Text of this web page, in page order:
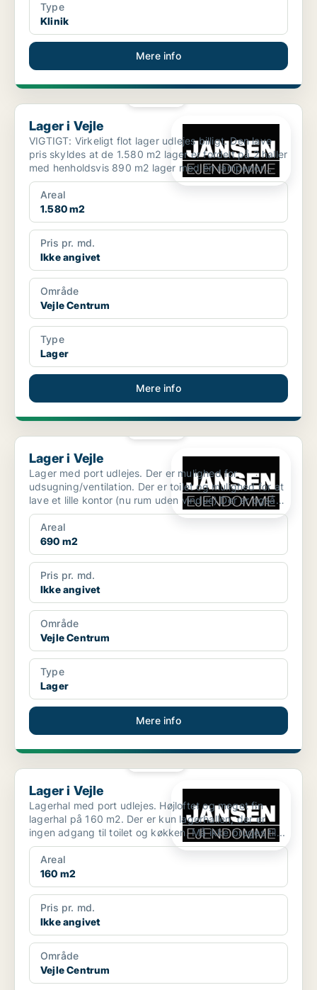
Type
Klinik
Mere info
Lager i Vejle
Lager i Vejle
VIGTIGT: Virkeligt flot lager udlejes billigt. Den lave
pris skyldes at de 1.580 m2 lager er fordelt på 2 haller
med henholdsvis 890 m2 lager med én rampepor...
Areal
1.580 m2
Pris pr. md.
Ikke angivet
Område
Vejle Centrum
Type
Lager
Mere info
Lager i Vejle
Lager i Vejle
Lager med port udlejes. Der er mulighed for
udsugning/ventilation. Der er toilet og mulighed for at
lave et lille kontor (nu rum uden vindue) Der er også
mul...
Areal
690 m2
Pris pr. md.
Ikke angivet
Område
Vejle Centrum
Type
Lager
Mere info
Lager i Vejle
Lager i Vejle
Lagerhal med port udlejes. Højloftet og meget fin
lagerhal på 160 m2. Der er kun lagerhallen, der er
ingen adgang til toilet og køkken. Må ikke bruges til...
Areal
160 m2
Pris pr. md.
Ikke angivet
Område
Vejle Centrum